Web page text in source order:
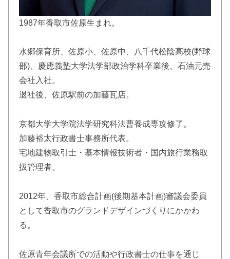
1987年香取市佐原生まれ。
水郷保育所、佐原小、佐原中、八千代松陰高校(野球
部)、慶應義塾大学法学部政治学科卒業後、石油元売
会社入社。
退社後、佐原駅前の加藤瓦店。
京都大学大学院法学研究科法曹養成専攻修了。
加藤裕太行政書士事務所代表。
宅地建物取引士・基本情報技術者・国内旅行業務取
扱管理者。
2012年、香取市総合計画(後期基本計画)審議会委員
として香取市のグランドデザインづくりにかかわ
る。
佐原青年会議所での活動や行政書士の仕事を通じ